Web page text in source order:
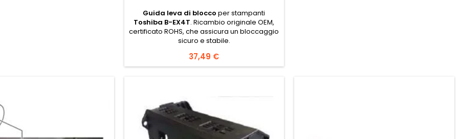
Guida leva di blocco per stampanti
Toshiba B-EX4T. Ricambio originale OEM,
certificato ROHS, che assicura un bloccaggio
sicuro e stabile.
Prezzo
37,49 €